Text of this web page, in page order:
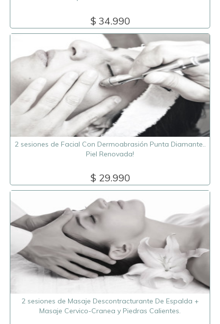
$ 34.990
2 sesiones de Facial Con Dermoabrasión Punta Diamante..
Piel Renovada!
$ 29.990
2 sesiones de Masaje Descontracturante De Espalda +
Masaje Cervico-Cranea y Piedras Calientes.